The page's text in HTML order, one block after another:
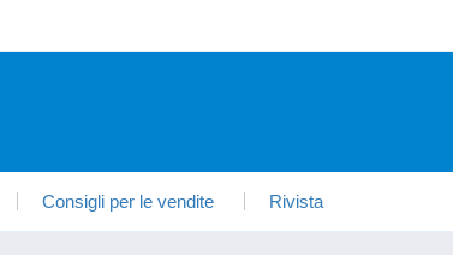
Consigli per le vendite Rivista